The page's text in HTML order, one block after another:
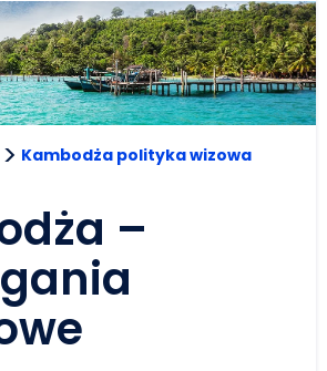
> Kambodża polityka wizowa
–